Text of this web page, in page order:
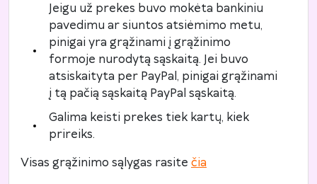
Jeigu už prekes buvo mokėta bankiniu
pavedimu ar siuntos atsiėmimo metu,
pinigai yra grąžinami į grąžinimo
formoje nurodytą sąskaitą. Jei buvo
atsiskaityta per PayPal, pinigai grąžinami
į tą pačią sąskaitą PayPal sąskaitą.
Galima keisti prekes tiek kartų, kiek
prireiks.
Visas grąžinimo sąlygas rasite čia